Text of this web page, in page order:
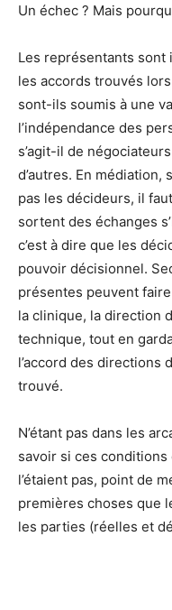
Un échec ? Mais
Les représentants sont
les accords trouvés
sont-ils soumis à une
l’indépendance des
s’agit-il de
d’autres. En
pas les décideurs, il
sortent des échanges
c’est à dire que les
pouvoir décisionnel.
présentes peuvent
la clinique, la direction
technique, tout en
l’accord des directions
trouvé.
N’étant pas dans les
savoir si ces
l’étaient pas, point de
premières choses que
les parties (réelles et